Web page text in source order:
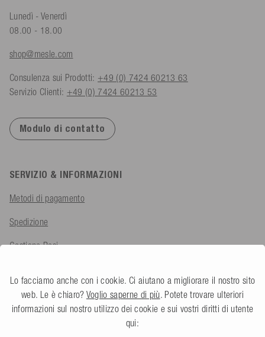
Lunedì - Venerdì
08.00 - 18.00
shop@mesle.com
Consulenza sui Prodotti: +49 (0) 7424 60213 63
Servizio Clienti: +49 (0) 7424 60213 53
Modulo di contatto
SERVIZIO & INFORMAZIONI
Metodi di pagamento
Spedizione
Gestione Resi
Reclami
Lo facciamo anche con i cookie. Ci aiutano a migliorare il nostro sito
web. Le è chiaro? Voglio saperne di più . Potete trovare ulteriori
informazioni sul nostro utilizzo dei cookie e sui vostri diritti di utente
qui: